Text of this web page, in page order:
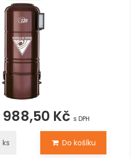
988,50 Kč s DPH
ks Do košíku